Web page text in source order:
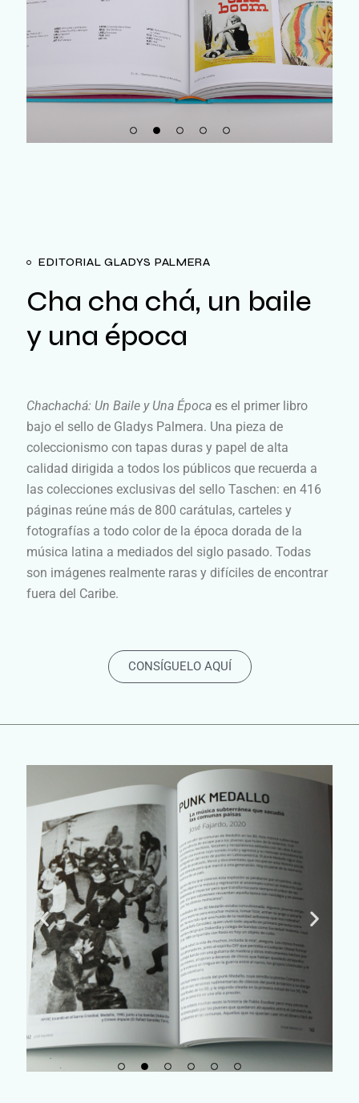
EDITORIAL GLADYS PALMERA
Cha cha chá, un baile
y una época
Chachachá: Un Baile y Una Época es el primer libro
bajo el sello de Gladys Palmera. Una pieza de
coleccionismo con tapas duras y papel de alta
calidad dirigida a todos los públicos que recuerda a
las colecciones exclusivas del sello Taschen: en 416
páginas reúne más de 800 carátulas, carteles y
fotografías a todo color de la época dorada de la
música latina a mediados del siglo pasado. Todas
son imágenes realmente raras y difíciles de encontrar
fuera del Caribe.
CONSÍGUELO AQUÍ